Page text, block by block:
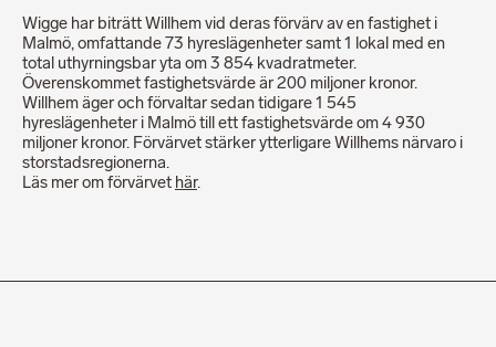
Wigge har biträtt Willhem vid deras förvärv av en fastighet i
Malmö, omfattande 73 hyreslägenheter samt 1 lokal med en
total uthyrningsbar yta om 3 854 kvadratmeter.
Överenskommet fastighetsvärde är 200 miljoner kronor.
Willhem äger och förvaltar sedan tidigare 1 545
hyreslägenheter i Malmö till ett fastighetsvärde om 4 930
miljoner kronor. Förvärvet stärker ytterligare Willhems närvaro i
storstadsregionerna.
Läs mer om förvärvet här.